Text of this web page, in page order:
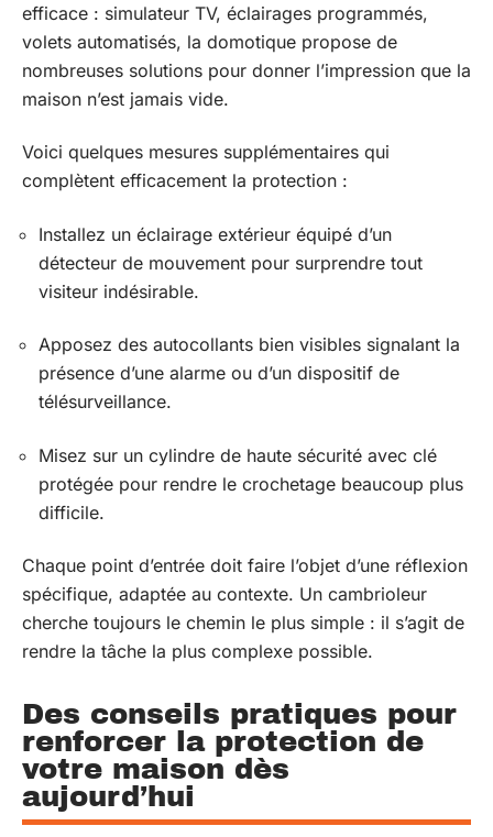
efficace : simulateur TV, éclairages programmés,
volets automatisés, la domotique propose de
nombreuses solutions pour donner l’impression que la
maison n’est jamais vide.
Voici quelques mesures supplémentaires qui
complètent efficacement la protection :
Installez un éclairage extérieur équipé d’un
détecteur de mouvement pour surprendre tout
visiteur indésirable.
Apposez des autocollants bien visibles signalant la
présence d’une alarme ou d’un dispositif de
télésurveillance.
Misez sur un cylindre de haute sécurité avec clé
protégée pour rendre le crochetage beaucoup plus
difficile.
Chaque point d’entrée doit faire l’objet d’une réflexion
spécifique, adaptée au contexte. Un cambrioleur
cherche toujours le chemin le plus simple : il s’agit de
rendre la tâche la plus complexe possible.
Des conseils pratiques pour
renforcer la protection de
votre maison dès
aujourd’hui